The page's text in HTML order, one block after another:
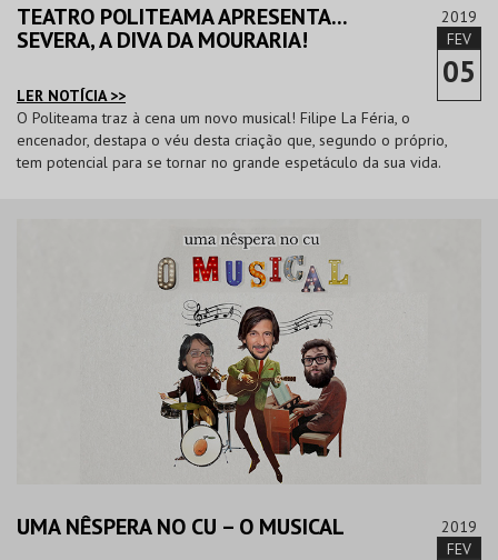
TEATRO POLITEAMA APRESENTA...
SEVERA, A DIVA DA MOURARIA!
LER NOTÍCIA >>
2019
FEV
05
O Politeama traz à cena um novo musical! Filipe La Féria, o
encenador, destapa o véu desta criação que, segundo o próprio,
tem potencial para se tornar no grande espetáculo da sua vida.
UMA NÊSPERA NO CU – O MUSICAL
2019
FEV